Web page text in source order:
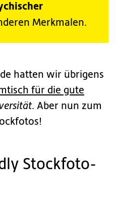
Merkmalen.
hatten wir übrigens
für die gute
. Aber nun zum
Stockfoto-